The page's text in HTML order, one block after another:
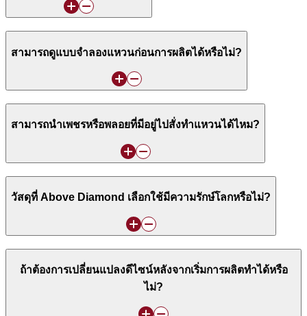
สามารถดูแบบจำลองแหวนก่อนการผลิตได้หรือไม่?
สามารถนำเพชรหรือพลอยที่มีอยู่ไปสั่งทำแหวนได้ไหม?
วัสดุที่ Above Diamond เลือกใช้มีความรักษ์โลกหรือไม่?
ถ้าต้องการเปลี่ยนแปลงดีไซน์หลังจากเริ่มการผลิตทำได้หรือ
ไม่?